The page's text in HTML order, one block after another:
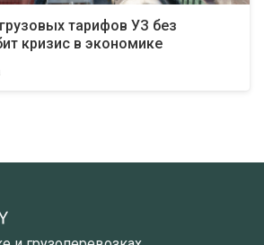
тарифов УЗ без
кризис в экономике